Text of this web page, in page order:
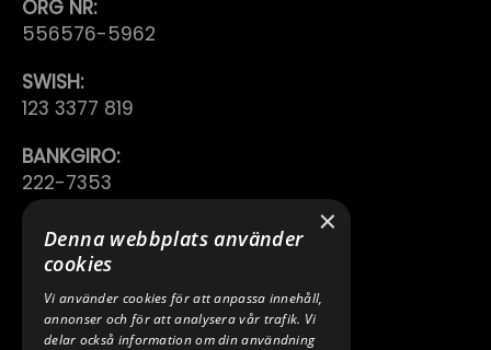
ORG NR:
556576-5962
SWISH:
123 3377 819
BANKGIRO:
222-7353
TELEFON:
0640 200 50
E-POST:
INFO@SPEEDSHOPEN.SE
×
Denna webbplats använder
cookies
Vi använder cookies för att anpassa innehåll,
annonser och för att analysera vår trafik. Vi
delar också information om din användning